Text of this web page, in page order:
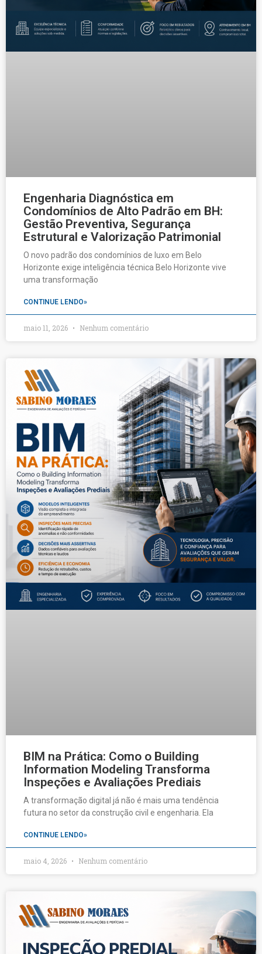
Engenharia Diagnóstica em
Condomínios de Alto Padrão em BH:
Gestão Preventiva, Segurança
Estrutural e Valorização Patrimonial
O novo padrão dos condomínios de luxo em Belo
Horizonte exige inteligência técnica Belo Horizonte vive
uma transformação
CONTINUE LENDO»
maio 11, 2026 Nenhum comentário
BIM na Prática: Como o Building
Information Modeling Transforma
Inspeções e Avaliações Prediais
A transformação digital já não é mais uma tendência
futura no setor da construção civil e engenharia. Ela
CONTINUE LENDO»
maio 4, 2026 Nenhum comentário